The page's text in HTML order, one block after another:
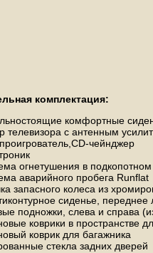
комплектация:
комфортные
телевизора с антенным
чейнджер
огнетушения в подкопотном
аварийного пробега Runflat
запасного колеса из
сиденье, переднее
подножки, слева и справа
коврики в пространстве
коврик для багажника
стекла задних дверей